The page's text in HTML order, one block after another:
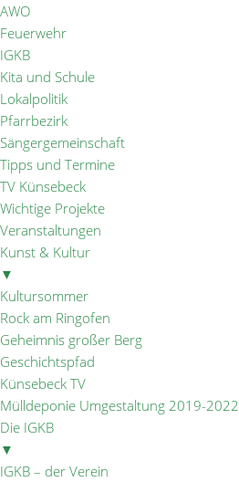
AWO
Feuerwehr
IGKB
Kita und Schule
Lokalpolitik
Pfarrbezirk
Sängergemeinschaft
Tipps und Termine
TV Künsebeck
Wichtige Projekte
Veranstaltungen
Kunst & Kultur
▼
Kultursommer
Rock am Ringofen
Geheimnis großer Berg
Geschichtspfad
Künsebeck TV
Mülldeponie Umgestaltung 2019-2022
Die IGKB
▼
IGKB – der Verein